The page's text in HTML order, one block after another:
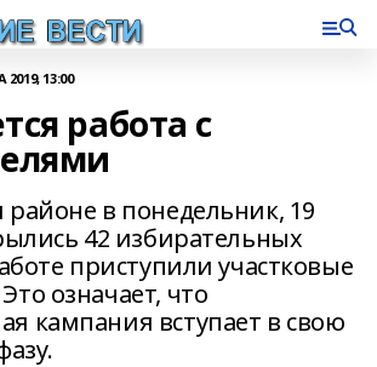
2019, 13:00
работа с
в понедельник, 19
42 избирательных
приступили участковые
означает, что
кампания вступает в свою